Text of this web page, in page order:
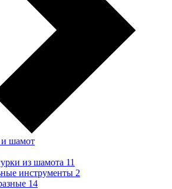
и шамот
из шамота 11
инструменты 2
14